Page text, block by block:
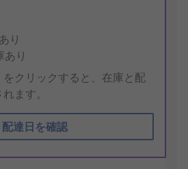
り
あり
をクリックすると、在庫と配
ます。
配達日を確認